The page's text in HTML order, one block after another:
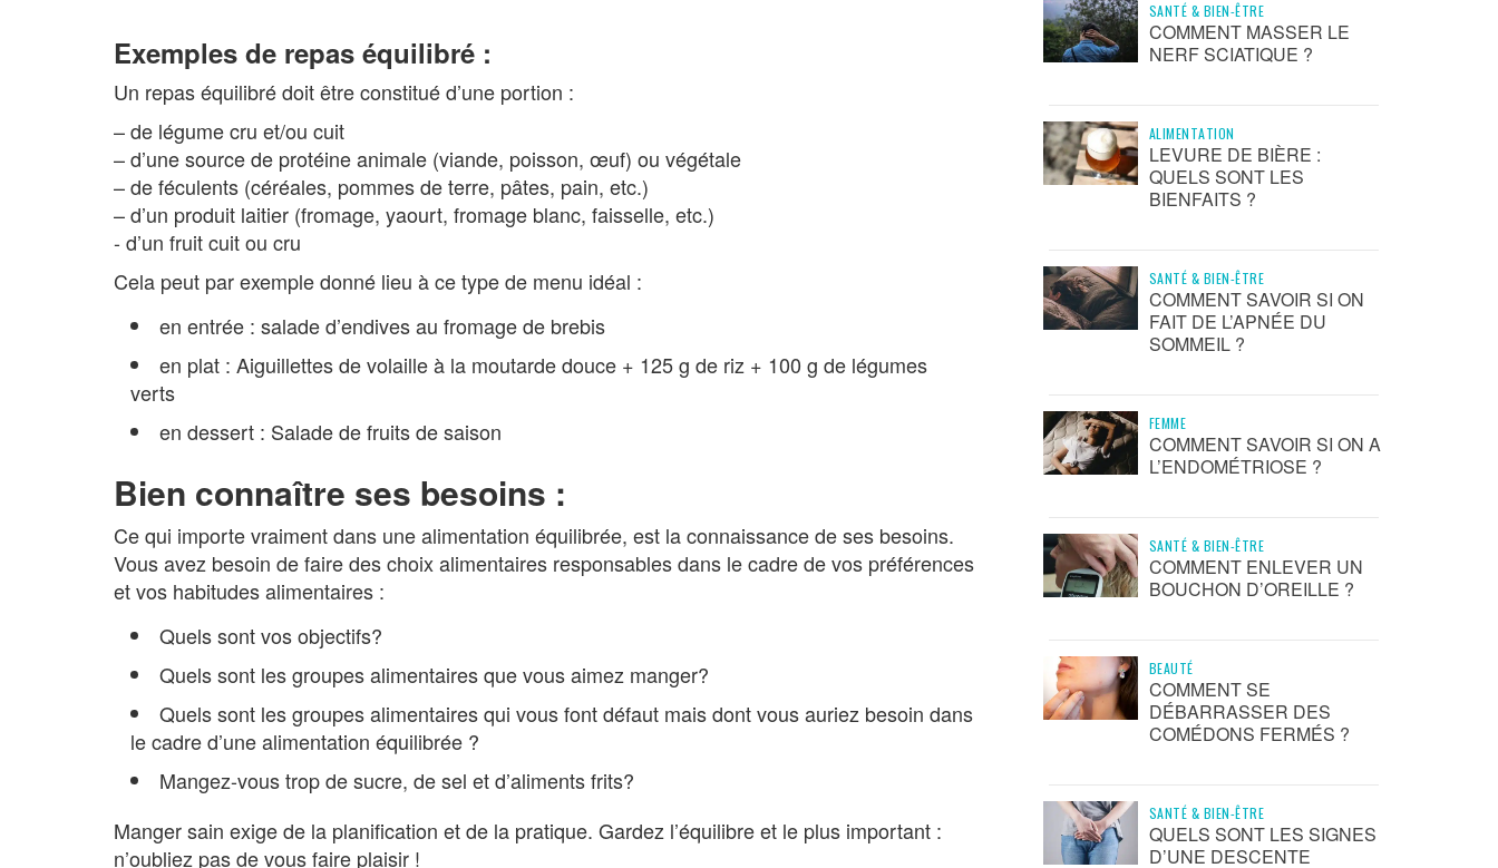
Exemples de repas équilibré :
Un repas équilibré doit être constitué d’une portion :
– de légume cru et/ou cuit
– d’une source de protéine animale (viande, poisson, œuf) ou végétale
– de féculents (céréales, pommes de terre, pâtes, pain, etc.)
– d’un produit laitier (fromage, yaourt, fromage blanc, faisselle, etc.)
​- d’un fruit cuit ou cru
Cela peut par exemple donné lieu à ce type de menu idéal :
en entrée : salade d’endives au fromage de brebis
en plat : Aiguillettes de volaille à la moutarde douce + 125 g de riz + 100 g de légumes
verts
en dessert : Salade de fruits de saison
Bien connaître ses besoins :
Ce qui importe vraiment dans une alimentation équilibrée, est la connaissance de ses besoins.
Vous avez besoin de faire des choix alimentaires responsables dans le cadre de vos préférences
et vos habitudes alimentaires :
Quels sont vos objectifs?
Quels sont les groupes alimentaires que vous aimez manger?
Quels sont les groupes alimentaires qui vous font défaut mais dont vous auriez besoin dans
le cadre d’une alimentation équilibrée ?
Mangez-vous trop de sucre, de sel et d’aliments frits?
Manger sain exige de la planification et de la pratique. Gardez l’équilibre et le plus important :
n’oubliez pas de vous faire plaisir !
SANTÉ & BIEN-ÊTRE
COMMENT MASSER LE
NERF SCIATIQUE ?
ALIMENTATION
LEVURE DE BIÈRE :
QUELS SONT LES
BIENFAITS ?
SANTÉ & BIEN-ÊTRE
COMMENT SAVOIR SI ON
FAIT DE L’APNÉE DU
SOMMEIL ?
FEMME
COMMENT SAVOIR SI ON A
L’ENDOMÉTRIOSE ?
SANTÉ & BIEN-ÊTRE
COMMENT ENLEVER UN
BOUCHON D’OREILLE ?
BEAUTÉ
COMMENT SE
DÉBARRASSER DES
COMÉDONS FERMÉS ?
SANTÉ & BIEN-ÊTRE
QUELS SONT LES SIGNES
D’UNE DESCENTE